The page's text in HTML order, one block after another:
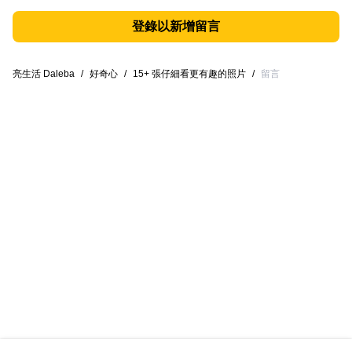
登錄以新增留言
亮生活 Daleba / 好奇心 / 15+ 張仔細看更有趣的照片 / 留言